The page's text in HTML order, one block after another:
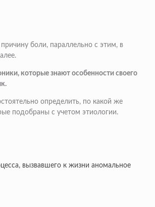
боли, параллельно с этим, в
которые знают особенности своего
определить, по какой же
подобраны с учетом этиологии.
вызвавшего к жизни аномальное